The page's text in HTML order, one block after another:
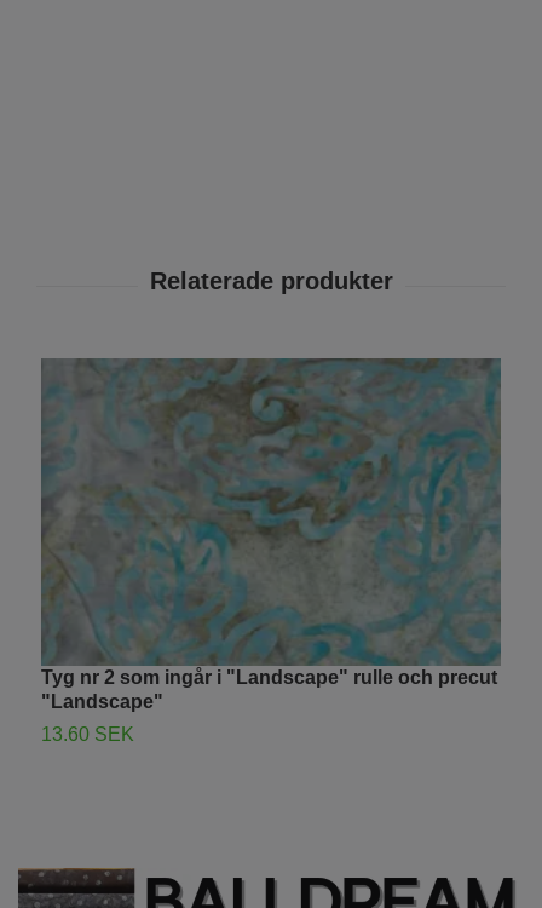
Tyg nr 2 som ingår i "Landscape" rulle och precut
"Landscape"
13.60 SEK